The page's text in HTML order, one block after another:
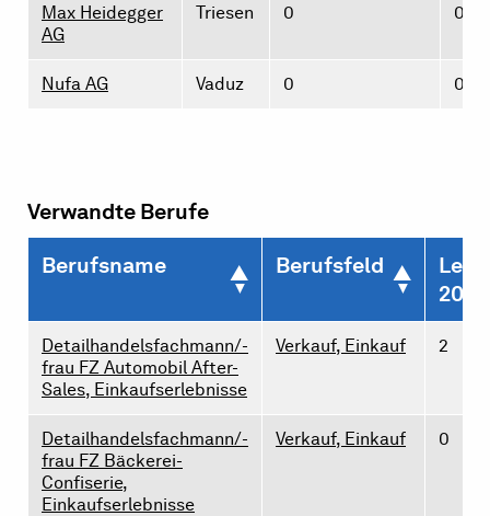
Max Heidegger
AG
Triesen 0 0
Nufa AG Vaduz 0 0
Verwandte Berufe
Berufsname Berufsfeld
2026
Detailhandelsfachmann/-
frau FZ Automobil After-
Sales, Einkaufserlebnisse
Verkauf, Einkauf 2
Detailhandelsfachmann/-
frau FZ Bäckerei-
Confiserie,
Einkaufserlebnisse
Verkauf, Einkauf 0